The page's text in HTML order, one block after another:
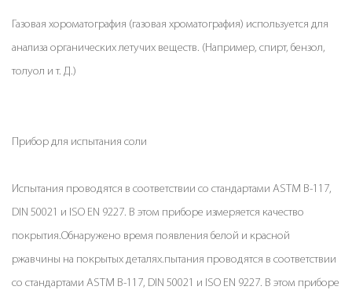
Газовая хороматография (газовая хроматография) используется для
анализа органических летучих веществ. (Например, спирт, бензол,
толуол и т. Д.)
Прибор для испытания соли
Испытания проводятся в соответствии со стандартами ASTM B-117,
DIN 50021 и ISO EN 9227. В этом приборе измеряется качество
покрытия.Обнаружено время появления белой и красной
ржавчины на покрытых деталях.пытания проводятся в соответствии
со стандартами ASTM B-117, DIN 50021 и ISO EN 9227. В этом приборе